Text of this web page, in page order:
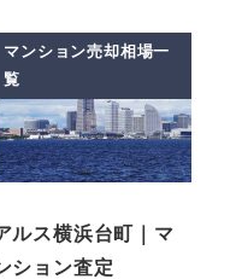
マンション売却相場一
覧
ルス横浜台町｜マ
ション査定